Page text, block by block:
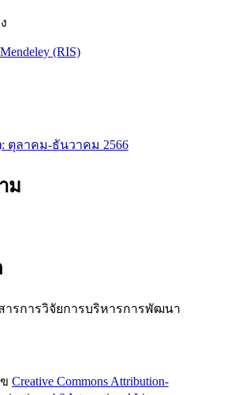
(RIS)
ตุลาคม-ธันวาคม 2566
ม
ารการวิจัยการบริหารการพัฒนา
Creative Commons Attribution-